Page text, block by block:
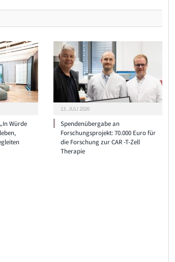
Würde
13. JULI 2026
Spendenübergabe an
Forschungsprojekt: 70.000 Euro für
die Forschung zur CAR -T-Zell
Therapie